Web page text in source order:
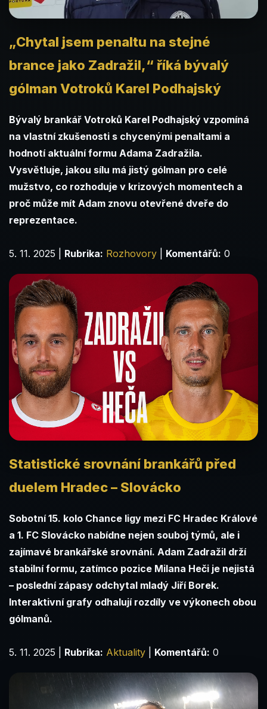
„Chytal jsem penaltu na stejné
brance jako Zadražil,“ říká bývalý
gólman Votroků Karel Podhajský
Bývalý brankář Votroků Karel Podhajský vzpomíná
na vlastní zkušenosti s chycenými penaltami a
hodnotí aktuální formu Adama Zadražila.
Vysvětluje, jakou sílu má jistý gólman pro celé
mužstvo, co rozhoduje v krizových momentech a
proč může mít Adam znovu otevřené dveře do
reprezentace.
5. 11. 2025 Rubrika: Rozhovory Komentářů: 0
Statistické srovnání brankářů před
duelem Hradec – Slovácko
Sobotní 15. kolo Chance ligy mezi FC Hradec Králové
a 1. FC Slovácko nabídne nejen souboj týmů, ale i
zajímavé brankářské srovnání. Adam Zadražil drží
stabilní formu, zatímco pozice Milana Heči je nejistá
– poslední zápasy odchytal mladý Jiří Borek.
Interaktivní grafy odhalují rozdíly ve výkonech obou
gólmanů.
5. 11. 2025 Rubrika: Aktuality Komentářů: 0